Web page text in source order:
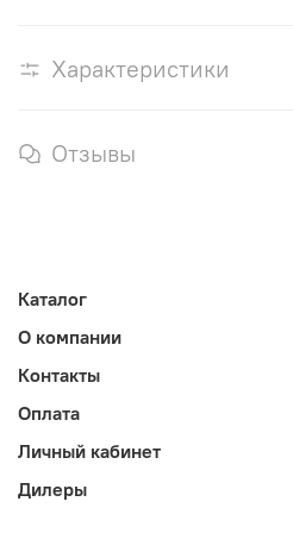
Характеристики
Отзывы
Каталог
О компании
Контакты
Оплата
Личный кабинет
Дилеры